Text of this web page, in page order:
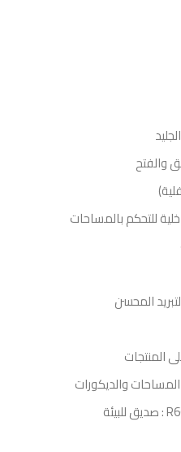
والفتح
للتحكم بالمساحات
المحسن
المنتجات
والديكورات